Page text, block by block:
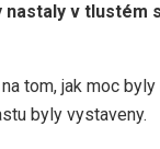
nastaly v tlustém
tom, jak moc
byly vystaveny.